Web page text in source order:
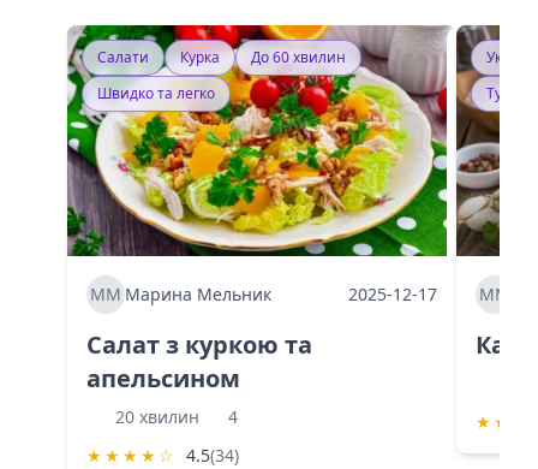
Салати Курка
До 60 хвилин
Швидко та легко
ММ Марина Мельник 2025-12-17
Салат з куркою та
апельсином
20 хвилин
4
★ ★ ★ ★ ☆ 4.5(34)
ММ
★ ★